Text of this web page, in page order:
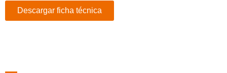
Descargar ficha técnica